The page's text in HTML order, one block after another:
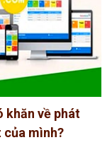
khăn về phát
mình?